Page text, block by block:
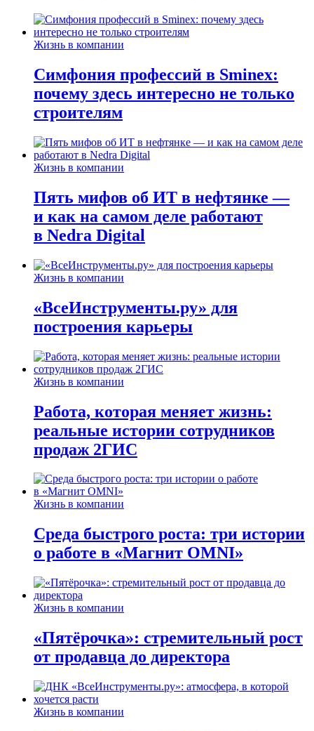
Жизнь в компании
Симфония профессий в Sminex:
почему здесь интересно не только
строителям
Жизнь в компании
Пять мифов об ИТ в нефтянке —
и как на самом деле работают
в Nedra Digital
Жизнь в компании
«ВсеИнструменты.ру» для
построения карьеры
Жизнь в компании
Работа, которая меняет жизнь:
реальные истории сотрудников
продаж 2ГИС
Жизнь в компании
Среда быстрого роста: три истории
о работе в «Магнит OMNI»
Жизнь в компании
«Пятёрочка»: стремительный рост
от продавца до директора
Жизнь в компании